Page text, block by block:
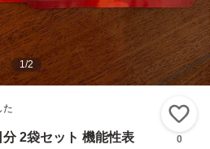
1/2
た
2袋セット 機能性表
0